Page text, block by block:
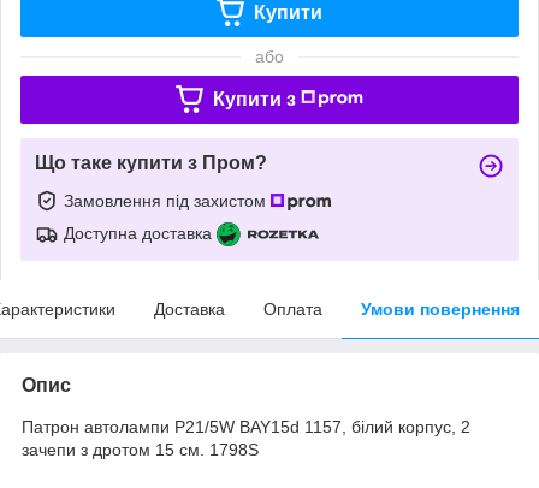
Купити
або
Купити з
Що таке купити з Пром?
Замовлення під захистом
Доступна доставка
Доставка Оплата Умови повернення
Опис
Патрон автолампи P21/5W BAY15d 1157, білий корпус, 2
зачепи з дротом 15 см. 1798S